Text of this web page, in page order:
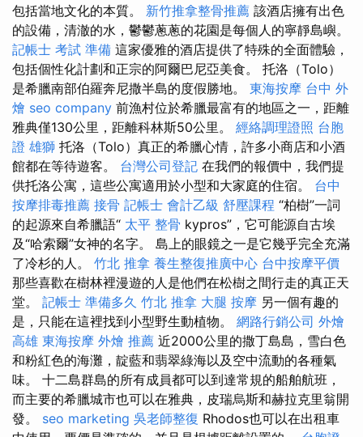
包括當地文化的本質。 新竹推拿整骨推薦 該酒店擁有出色
的設備，清澈的水，鬱鬱蔥蔥的花園是每個人的寧靜島嶼。
記帳士 考試 準備 這家優雅的酒店提供了特殊的全面體驗，
包括個性化計劃和正宗的阿爾巴尼亞美食。 托洛（Tolo）
是希臘南部伯羅奔尼撒半島的度假勝地。 東海按摩 台中 外
燴 seo company 前漁村位於希臘最富有的地區之一，距離
雅典僅130公里，距離科林斯50公里。 經絡調理證照 台胞
證 雄獅 托洛（Tolo）真正的希臘心情，許多小商店和小酒
館都在等待遊客。 台灣公司登記 在我們的報價中，我們提
供托洛公寓，這些公寓適用於小型和大家庭的住宿。 台中
按摩排毒推薦 接骨 記帳士 會計乙級 舒壓課程 “柏樹”一詞
的起源來自希臘語“ 太平 整骨 kypros”，它可能源自古埃
及“哈索爾”女神的名字。 島上的眼鏡之一是它幾乎完全充滿
了冷杉的人。 竹北 推拿 養生整復推廣中心 台中按摩平價
那些喜歡在樹林裡漫遊的人是他們在松樹之間行走的真正天
堂。 記帳士 準備多久 竹北 推拿 大腿 按摩 另一個有趣的
是，只能在這裡找到小型野生動植物。 網路行銷公司 外燴
高雄 東海按摩 外燴 推薦 近2000公里的撒丁島島，雪白色
和粉紅色的海灘，靛藍和翡翠綠海以及空中流動的各種氣
味。 十二島群島的所有成員都可以到達常規的船舶航班，
而主要的希臘城市也可以在雅典，皮瑞烏斯和赫拉克里翁開
發。 seo marketing 吳老師整復 Rhodos也可以在出租車